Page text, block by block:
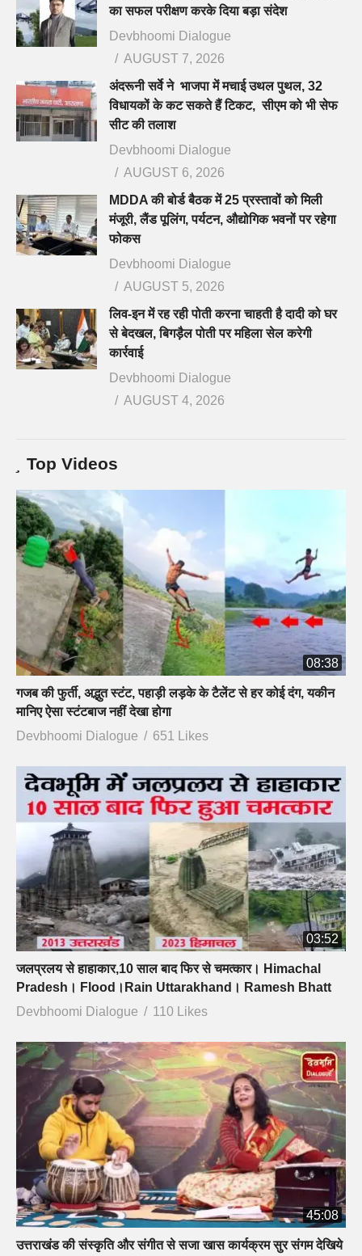
का सफल परीक्षण करके दिया बड़ा संदेश
Devbhoomi Dialogue
AUGUST 7, 2026
अंदरूनी सर्वे ने भाजपा में मचाई उथल पुथल, 32
विधायकों के कट सकते हैं टिकट, सीएम को भी सेफ
सीट की तलाश
Devbhoomi Dialogue
AUGUST 6, 2026
MDDA की बोर्ड बैठक में 25 प्रस्तावों को मिली
मंजूरी, लैंड पूलिंग, पर्यटन, औद्योगिक भवनों पर रहेगा
फोकस
Devbhoomi Dialogue
AUGUST 5, 2026
लिव-इन में रह रही पोती करना चाहती है दादी को घर
से बेदखल, बिगड़ैल पोती पर महिला सेल करेगी
कार्रवाई
Devbhoomi Dialogue
AUGUST 4, 2026
Top Videos
08:38
गजब की फुर्ती, अद्भुत स्टंट, पहाड़ी लड़के के टैलेंट से हर कोई दंग, यकीन
मानिए ऐसा स्टंटबाज नहीं देखा होगा
Devbhoomi Dialogue
651 Likes
03:52
जलप्रलय से हाहाकार,10 साल बाद फिर से चमत्कार। Himachal
Pradesh। Flood।Rain Uttarakhand। Ramesh Bhatt
Devbhoomi Dialogue
110 Likes
45:08
उत्तराखंड की संस्कृति और संगीत से सजा खास कार्यक्रम सुर संगम देखिये